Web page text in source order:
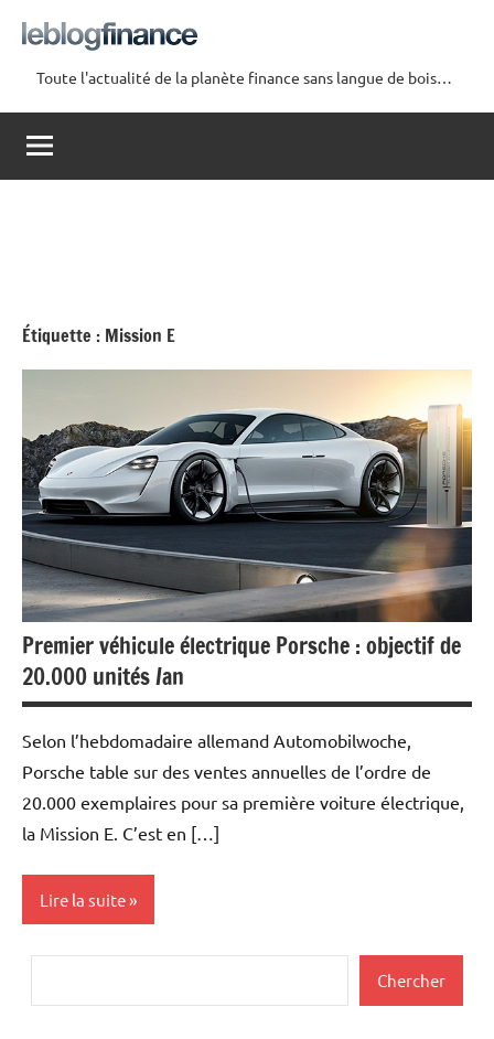
contenu
Le
Blog
Finance
Toute l'actualité de la planète finance sans langue de bois…
Étiquette : Mission E
Premier véhicule électrique Porsche : objectif de
20.000 unités /an
Selon l’hebdomadaire allemand Automobilwoche,
Porsche table sur des ventes annuelles de l’ordre de
20.000 exemplaires pour sa première voiture électrique,
la Mission E. C’est en […]
Lire la suite
Automobile
Chercher